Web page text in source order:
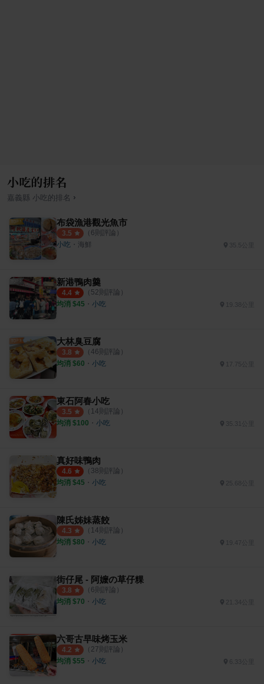
小吃的排名
嘉義縣 小吃 的排名 ›
布袋漁港觀光魚市
3.5 （ 6則評論）
小吃 ・ 海鮮 35.5公里
新港鴨肉羹
4.4 （ 52則評論）
均消 $45 ・ 小吃
大林臭豆腐
3.8 （ 46則評論）
均消 $60 ・ 小吃 17.75公里
東石阿春小吃
3.5 （ 14則評論）
均消 $100 ・ 小吃 35.31公里
真好味鴨肉
4.6 （ 38則評論）
均消 $45 ・ 小吃 25.68公里
陳氏姊妹蒸餃
4.3 （ 14則評論）
均消 $80 ・ 小吃 19.47公里
街仔尾 - 阿嬤の草仔粿
3.8 （ 6則評論）
均消 $70 ・ 小吃 21.34公里
六哥古早味烤玉米
4.2 （ 27則評論）
均消 $55 ・ 小吃